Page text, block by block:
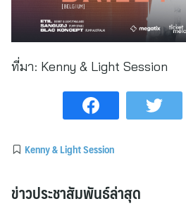
ที่มา: Kenny & Light Session
Kenny & Light Session
ข่าวประชาสัมพันธ์ล่าสุด